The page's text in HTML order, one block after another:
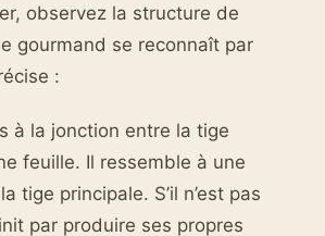
observez la structure de
gourmand se reconnaît par
:
à la jonction entre la tige
feuille. Il ressemble à une
tige principale. S’il n’est pas
par produire ses propres